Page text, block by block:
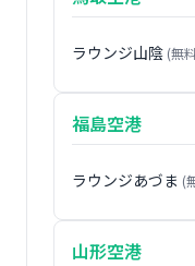
ラウンジ山陰 (無
福島空港
ラウンジあづま (
山形空港